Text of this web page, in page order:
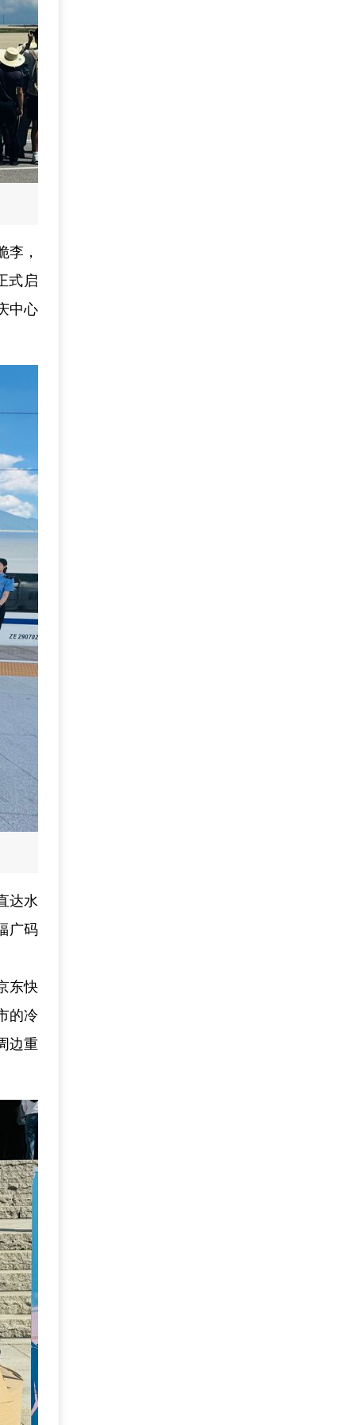
李，
式启
中心
达水
广码
东快
的冷
边重